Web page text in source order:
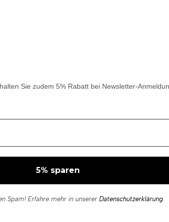
Sie zudem 5% Rabatt bei Newsletter-
Spam! Erfahre mehr in unserer Datenschutzerklärung.